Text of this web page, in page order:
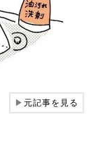
▶元記事を見る